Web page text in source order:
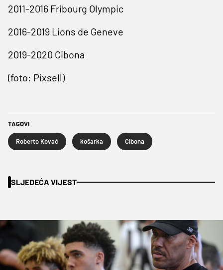
2011-2016 Fribourg Olympic
2016-2019 Lions de Geneve
2019-2020 Cibona
(foto: Pixsell)
TAGOVI
Roberto Kovač košarka Cibona
SLJEDEĆA VIJEST